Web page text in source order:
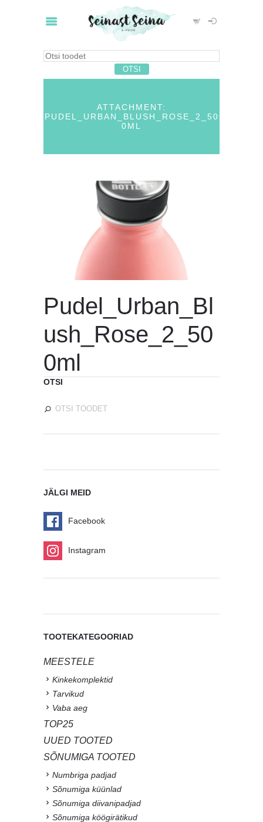
ATTACHMENT:
PUDEL_URBAN_BLUSH_ROSE_2_50
0ML
Pudel_Urban_Bl
ush_Rose_2_50
0ml
OTSI
JÄLGI MEID
Facebook
Instagram
TOOTEKATEGOORIAD
MEESTELE
Kinkekomplektid
Tarvikud
Vaba aeg
TOP25
UUED TOOTED
SÕNUMIGA TOOTED
Numbriga padjad
Sõnumiga küünlad
Sõnumiga diivanipadjad
Sõnumiga köögirätikud